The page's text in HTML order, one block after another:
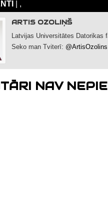
| ,
ARTIS OZOLIŅŠ
Latvijas Universitātes Datorikas
Seko man Tviterī: @ArtisOzolins
NAV